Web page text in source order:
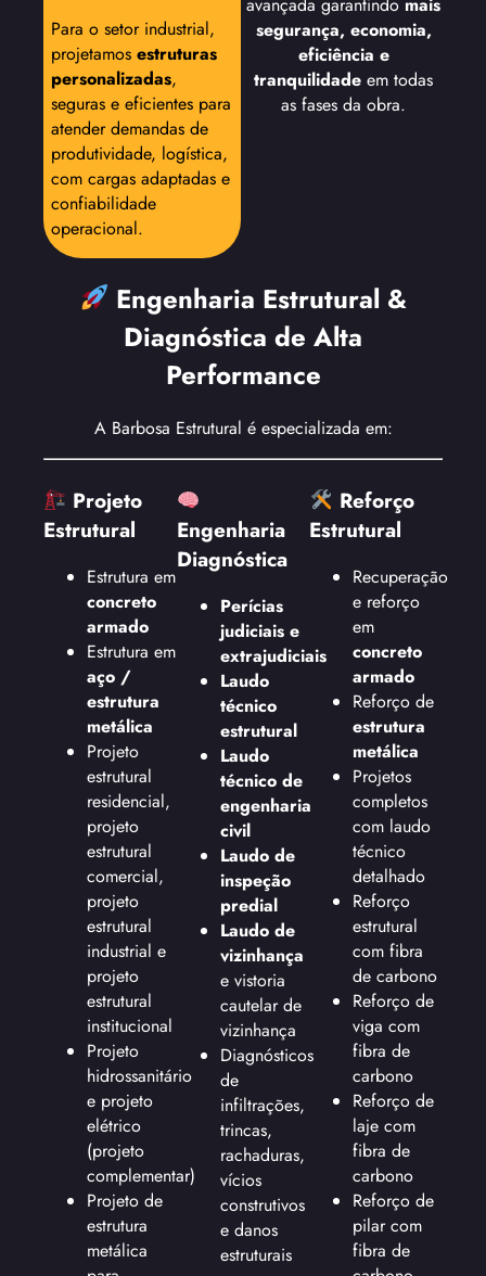
Para o setor industrial,
projetamosestruturas
personalizadas,
seguras e eficientes para
atender demandas de
produtividade, logística,
com cargas adaptadas e
confiabilidade
operacional.
avançada garantindo mais
segurança, economia,
eficiência e
tranquilidade em todas
as fases da obra.
Engenharia Estrutural &
Diagnóstica de Alta
Performance
A Barbosa Estrutural é especializada em:
Projeto
Estrutural
Estrutura em
concreto
armado
Estrutura em
aço /
estrutura
metálica
Projeto
estrutural
residencial,
projeto
estrutural
comercial,
projeto
estrutural
industrial e
projeto
estrutural
institucional
Projeto
hidrossanitário
e projeto
elétrico
(projeto
complementar)
Projeto de
estrutura
metálica
Engenharia
Diagnóstica
Perícias
judiciais e
extrajudiciais
Laudo
técnico
estrutural
Laudo
técnico de
engenharia
civil
Laudo de
inspeção
predial
Laudo de
vizinhança
e vistoria
cautelar de
vizinhança
Diagnósticos
de
infiltrações,
trincas,
rachaduras,
vícios
construtivos
e danos
estruturais
Reforço
Estrutural
Recuperação
e reforço
em
concreto
armado
Reforço de
estrutura
metálica
Projetos
completos
com laudo
técnico
detalhado
Reforço
estrutural
com fibra
de carbono
Reforço de
viga com
fibra de
carbono
Reforço de
laje com
fibra de
carbono
Reforço de
pilar com
fibra de